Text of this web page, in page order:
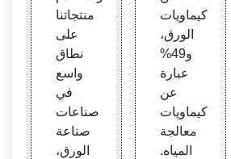
منتجاتنا
على
نطاق
واسع
في
صناعات
صناعة
الورق،
كيماويات
الورق،
و49%
عبارة
عن
كيماويات
معالجة
المياه.